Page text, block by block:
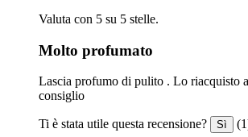
Valuta con 5 su 5 stelle.
Molto profumato
Lascia profumo di pulito . Lo riacquisto
consiglio
Ti è stata utile questa recensione? Sì